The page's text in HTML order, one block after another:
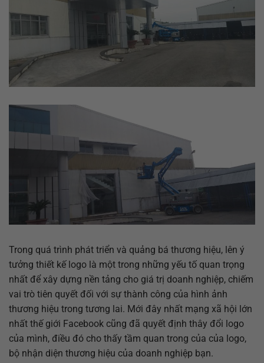
Trong quá trình phát triển và quảng bá thương hiệu, lên ý
tưởng thiết kế logo là một trong những yếu tố quan trọng
nhất để xây dựng nền tảng cho giá trị doanh nghiệp, chiếm
vai trò tiên quyết đối với sự thành công của hình ảnh
thương hiệu trong tương lai. Mới đây nhất mạng xã hội lớn
nhất thế giới Facebook cũng đã quyết định thây đổi logo
của mình, điều đó cho thấy tầm quan trong của của logo,
bộ nhận diện thương hiệu của doanh nghiệp bạn.